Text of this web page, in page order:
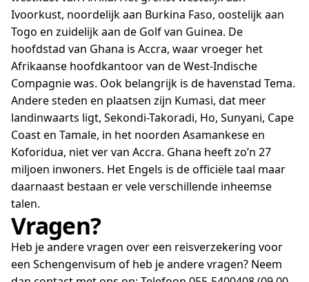
Ivoorkust, noordelijk aan Burkina Faso, oostelijk aan
Togo en zuidelijk aan de Golf van Guinea. De
hoofdstad van Ghana is Accra, waar vroeger het
Afrikaanse hoofdkantoor van de West-Indische
Compagnie was. Ook belangrijk is de havenstad Tema.
Andere steden en plaatsen zijn Kumasi, dat meer
landinwaarts ligt, Sekondi-Takoradi, Ho, Sunyani, Cape
Coast en Tamale, in het noorden Asamankese en
Koforidua, niet ver van Accra. Ghana heeft zo’n 27
miljoen inwoners. Het Engels is de officiële taal maar
daarnaast bestaan er vele verschillende inheemse
talen.
Vragen?
Heb je andere vragen over een reisverzekering voor
een Schengenvisum of heb je andere vragen? Neem